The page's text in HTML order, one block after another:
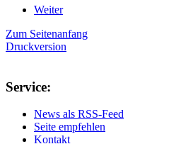
Weiter
Zum Seitenanfang
Druckversion
Service:
News als RSS-Feed
Seite empfehlen
Kontakt